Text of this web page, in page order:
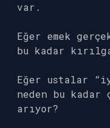
var.
Eğer emek
bu kadar
Eğer ustalar
neden bu kadar
arıyor?